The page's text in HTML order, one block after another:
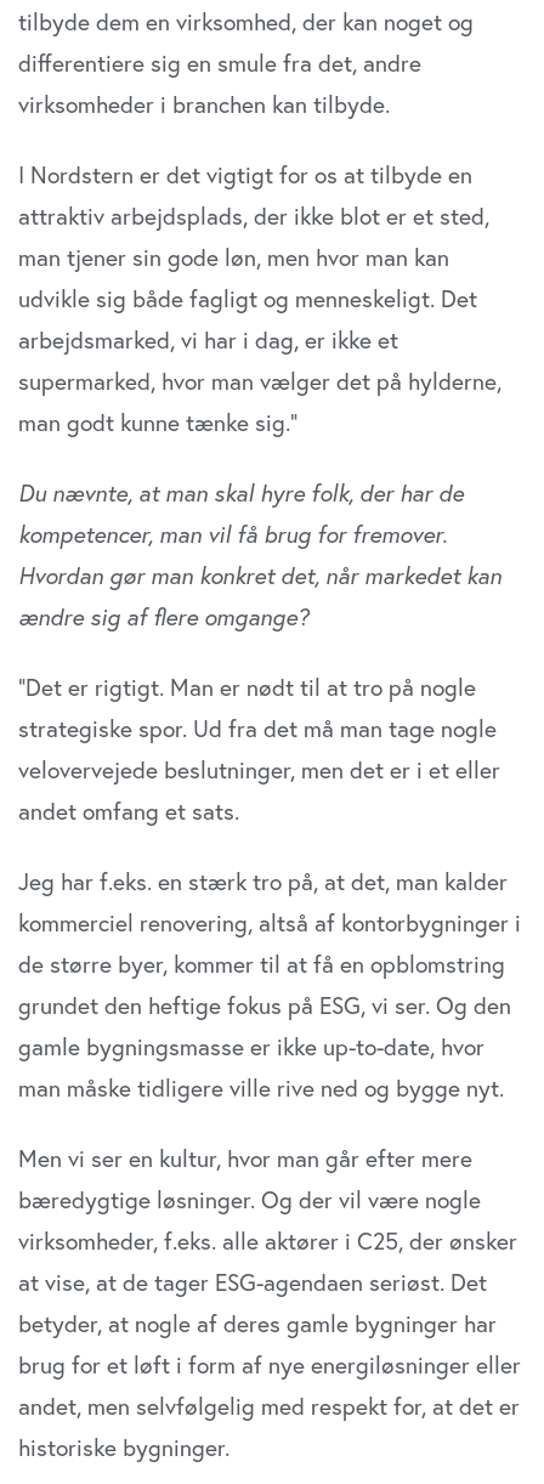
tilbyde dem en virksomhed, der kan noget og
differentiere sig en smule fra det, andre
virksomheder i branchen kan tilbyde.
I Nordstern er det vigtigt for os at tilbyde en
attraktiv arbejdsplads, der ikke blot er et sted,
man tjener sin gode løn, men hvor man kan
udvikle sig både fagligt og menneskeligt. Det
arbejdsmarked, vi har i dag, er ikke et
supermarked, hvor man vælger det på hylderne,
man godt kunne tænke sig.”
Du nævnte, at man skal hyre folk, der har de
kompetencer, man vil få brug for fremover.
Hvordan gør man konkret det, når markedet kan
ændre sig af flere omgange?
”Det er rigtigt. Man er nødt til at tro på nogle
strategiske spor. Ud fra det må man tage nogle
velovervejede beslutninger, men det er i et eller
andet omfang et sats.
Jeg har f.eks. en stærk tro på, at det, man kalder
kommerciel renovering, altså af kontorbygninger i
de større byer, kommer til at få en opblomstring
grundet den heftige fokus på ESG, vi ser. Og den
gamle bygningsmasse er ikke up-to-date, hvor
man måske tidligere ville rive ned og bygge nyt.
Men vi ser en kultur, hvor man går efter mere
bæredygtige løsninger. Og der vil være nogle
virksomheder, f.eks. alle aktører i C25, der ønsker
at vise, at de tager ESG-agendaen seriøst. Det
betyder, at nogle af deres gamle bygninger har
brug for et løft i form af nye energiløsninger eller
andet, men selvfølgelig med respekt for, at det er
historiske bygninger.